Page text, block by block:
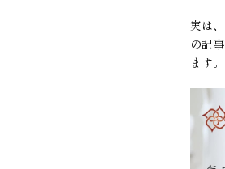
実は
の記
ます